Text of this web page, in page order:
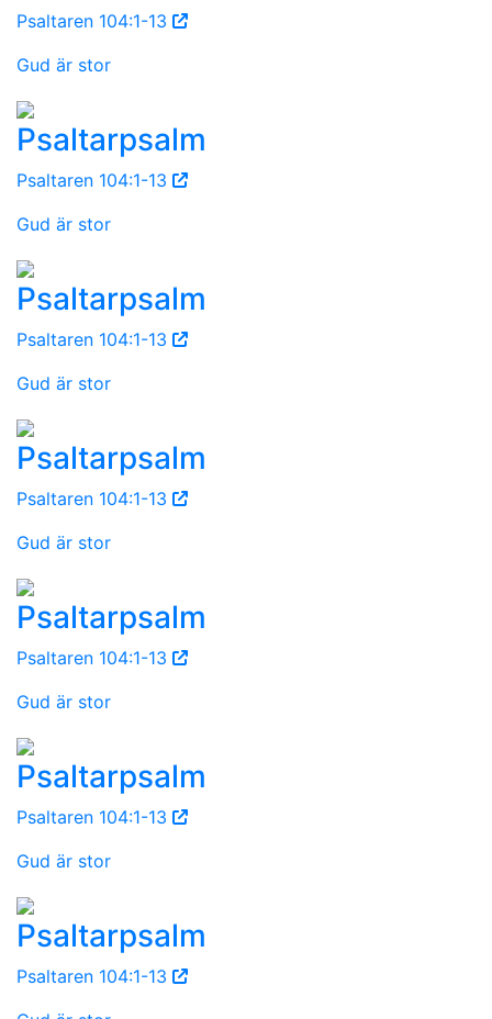
Psaltaren 104:1-13
Gud är stor
Psaltarpsalm
Psaltaren 104:1-13
Gud är stor
Psaltarpsalm
Psaltaren 104:1-13
Gud är stor
Psaltarpsalm
Psaltaren 104:1-13
Gud är stor
Psaltarpsalm
Psaltaren 104:1-13
Gud är stor
Psaltarpsalm
Psaltaren 104:1-13
Gud är stor
Psaltarpsalm
Psaltaren 104:1-13